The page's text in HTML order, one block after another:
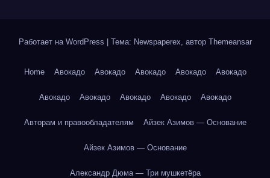
Работает на WordPress Тема: Newspaperex, автор Themeansar
Home Авокадо Авокадо Авокадо Авокадо Авокадо
Авокадо Авокадо Авокадо Авокадо Авокадо
Авторам и правообладателям Айзек Азимов — Основание
Айзек Азимов — Основание
Александр Дюма — Три мушкетёра